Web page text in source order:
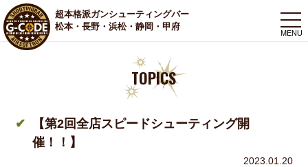
超本格派ガンシューティングバー
松本・長野・浜松・静岡・甲府
TOPICS
【第2回全店スピードシューティング開
催！！】
2023.01.20